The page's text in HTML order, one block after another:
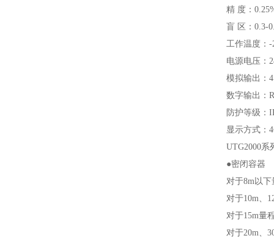
精 度：
盲 区：0.3-
工作温度：
电源电压：
模拟输出：
数字输出：
防护等级：
显示方式：
UTG2000系
●密闭容器
对于8m以
对于10m、
对于15m量
对于20m、